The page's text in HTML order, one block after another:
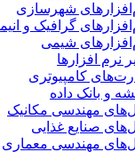
شهرسازی
گرافیک و انیمیشن
شیمی
افزارها
کامپیوتری
داده
مهندسی مکانیک
صنایع غذایی
مهندسی معماری